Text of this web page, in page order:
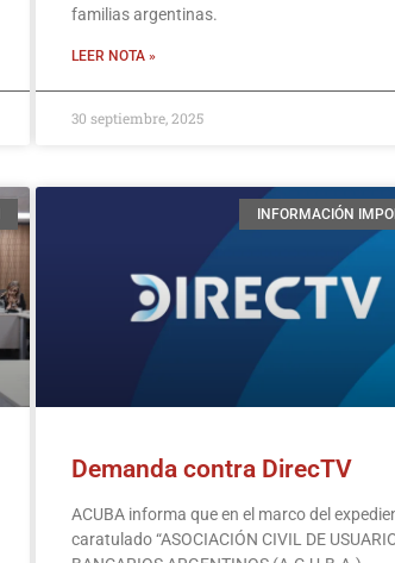
familias argentinas.
LEER NOTA »
30 septiembre, 2025
INFORMACIÓN
Demanda contra DirecTV
ACUBA informa que en el marco del
caratulado “ASOCIACIÓN CIVIL DE